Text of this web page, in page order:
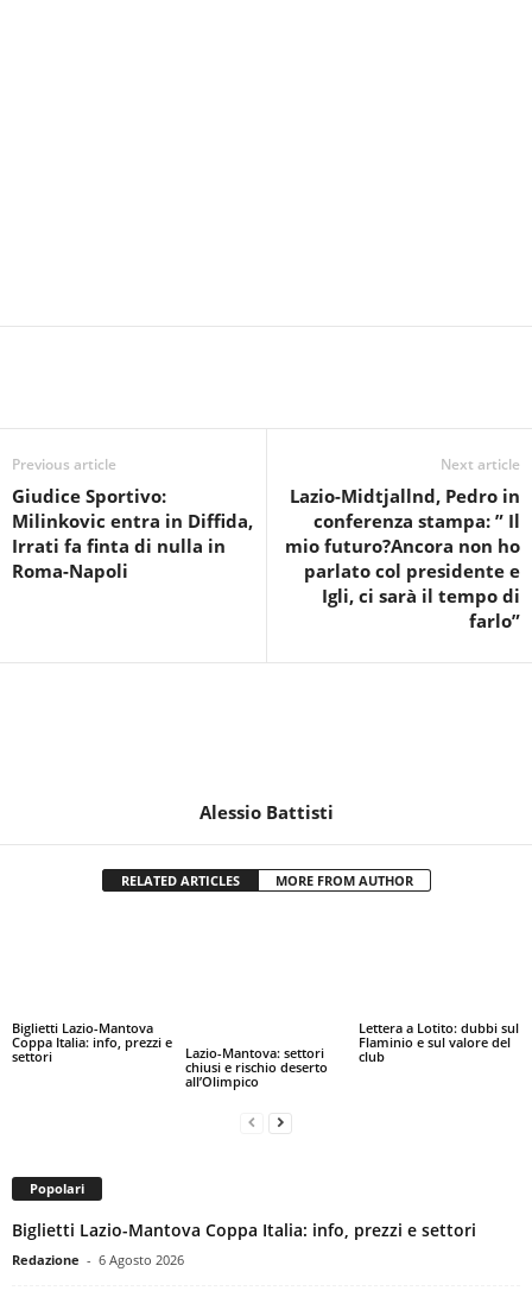
Previous article
Giudice Sportivo:
Milinkovic entra in Diffida,
Irrati fa finta di nulla in
Roma-Napoli
Next article
Lazio-Midtjallnd, Pedro in
conferenza stampa: ” Il
mio futuro?Ancora non ho
parlato col presidente e
Igli, ci sarà il tempo di
farlo”
Alessio Battisti
RELATED ARTICLES MORE FROM AUTHOR
Biglietti Lazio-Mantova
Coppa Italia: info, prezzi e
settori
Lazio-Mantova: settori
chiusi e rischio deserto
all’Olimpico
Lettera a Lotito: dubbi sul
Flaminio e sul valore del
club
Popolari
Biglietti Lazio-Mantova Coppa Italia: info, prezzi e settori
Redazione - 6 Agosto 2026